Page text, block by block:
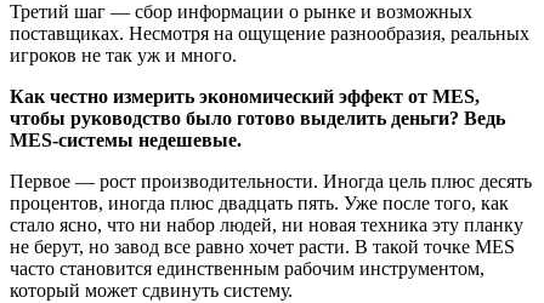
Третий шаг — сбор информации о рынке и возможных
поставщиках. Несмотря на ощущение разнообразия, реальных
игроков не так уж и много.
Как честно измерить экономический эффект от MES,
чтобы руководство было готово выделить деньги? Ведь
MES-системы недешевые.
Первое — рост производительности. Иногда цель плюс десять
процентов, иногда плюс двадцать пять. Уже после того, как
стало ясно, что ни набор людей, ни новая техника эту планку
не берут, но завод все равно хочет расти. В такой точке MES
часто становится единственным рабочим инструментом,
который может сдвинуть систему.